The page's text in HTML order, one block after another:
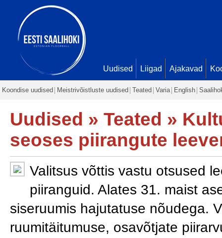
Uudised Liigad Ajakavad
Koondise uudised Meistrivõistluste uudised Teated Varia English
Uudised » Teated »
seoses piirangute
Valitsus võttis vastu otsused
piiranguid. Alates 31. maist
siseruumis hajutatuse nõudega.
ruumitäitumuse, osavõtjate